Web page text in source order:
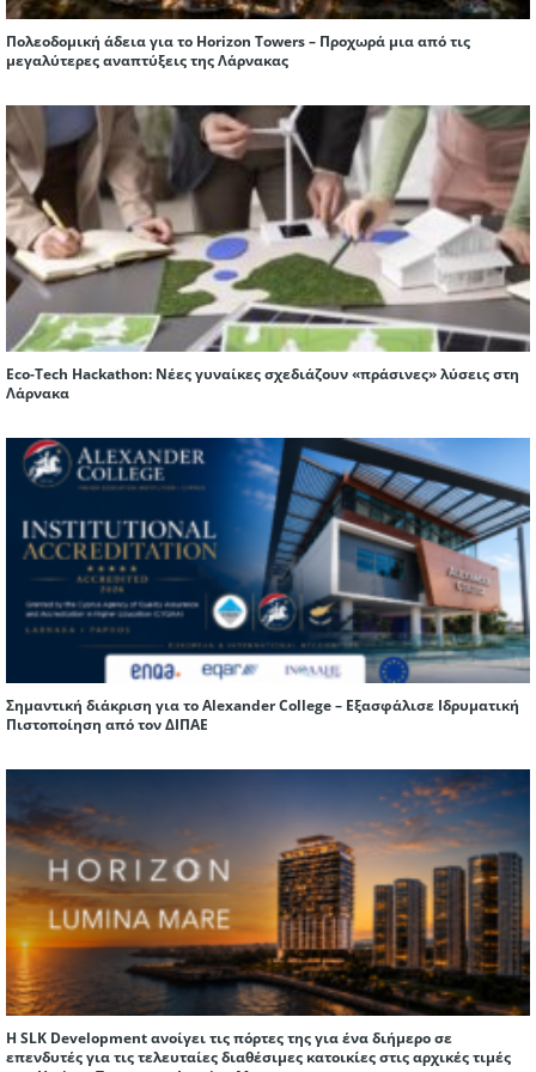
Πολεοδομική άδεια για το Horizon Towers – Προχωρά μια από τις
μεγαλύτερες αναπτύξεις της Λάρνακας
Eco-Tech Hackathon: Νέες γυναίκες σχεδιάζουν «πράσινες» λύσεις στη
Λάρνακα
Σημαντική διάκριση για το Alexander College – Εξασφάλισε Ιδρυματική
Πιστοποίηση από τον ΔΙΠΑΕ
Η SLK Development ανοίγει τις πόρτες της για ένα διήμερο σε
επενδυτές για τις τελευταίες διαθέσιμες κατοικίες στις αρχικές τιμές